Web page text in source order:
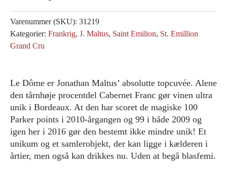
Varenummer (SKU): 31219
Kategorier: Frankrig, J. Maltus, Saint Emilion, St. Emillion
Grand Cru
Le Dôme er Jonathan Maltus’ absolutte topcuvée. Alene
den tårnhøje procentdel Cabernet Franc gør vinen ultra
unik i Bordeaux. At den har scoret de magiske 100
Parker points i 2010-årgangen og 99 i både 2009 og
igen her i 2016 gør den bestemt ikke mindre unik! Et
unikum og et samlerobjekt, der kan ligge i kælderen i
årtier, men også kan drikkes nu. Uden at begå blasfemi.